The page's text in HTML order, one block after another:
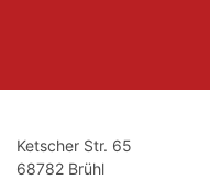
Ketscher Str. 65
68782 Brühl